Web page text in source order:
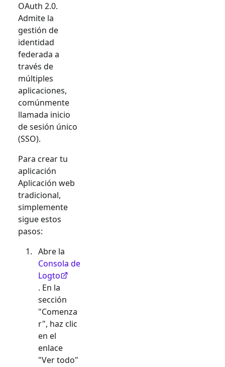
OAuth 2.0.
Admite la
gestión de
identidad
federada a
través de
múltiples
aplicaciones,
comúnmente
llamada inicio
de sesión único
(SSO).
Para crear tu
aplicación
Aplicación web
tradicional,
simplemente
sigue estos
pasos:
Abre la
Consola de
Logto
. En la
sección
"Comenza
r", haz clic
en el
enlace
"Ver todo"